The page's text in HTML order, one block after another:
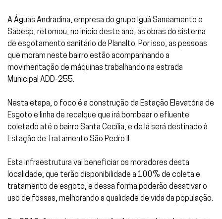
A Águas Andradina, empresa do grupo Iguá Saneamento e
Sabesp, retomou, no início deste ano, as obras do sistema
de esgotamento sanitário de Planalto. Por isso, as pessoas
que moram neste bairro estão acompanhando a
movimentação de máquinas trabalhando na estrada
Municipal ADD-255.
Nesta etapa, o foco é a construção da Estação Elevatória de
Esgoto e linha de recalque que irá bombear o efluente
coletado até o bairro Santa Cecília, e de lá será destinado à
Estação de Tratamento São Pedro II.
Esta infraestrutura vai beneficiar os moradores desta
localidade, que terão disponibilidade a 100% de coleta e
tratamento de esgoto, e dessa forma poderão desativar o
uso de fossas, melhorando a qualidade de vida da população.